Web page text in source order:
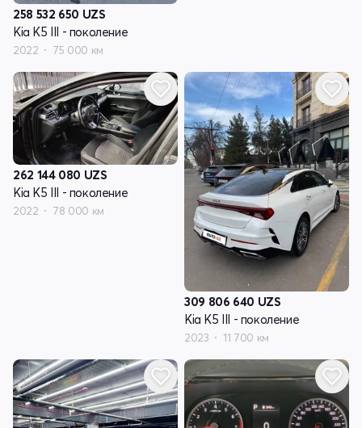
258 532 650 UZS
Kia K5 III - поколение
2022 75 000 км
262 144 080 UZS
Kia K5 III - поколение
2022 78 000 км
309 806 640 UZS
Kia K5 III - поколение
2023 11 700 км